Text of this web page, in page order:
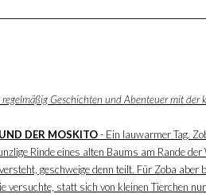
regelmäßig Geschichten und Abenteuer mit
DER MOSKITO- Ein lauwarmer Tag.
Rinde eines alten Baums am Rande
geschweige denn teilt. Für Zoba
versuchte, statt sich von kleinen Tierchen